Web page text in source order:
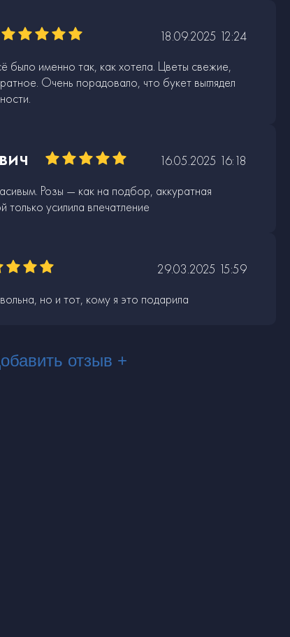
18.09.2025 12:24
было именно так, как хотела. Цветы свежие,
Очень порадовало, что букет выглядел
16.05.2025 16:18
Розы — как на подбор, аккуратная
только усилила впечатление
29.03.2025 15:59
но и тот, кому я это подарила
отзыв +